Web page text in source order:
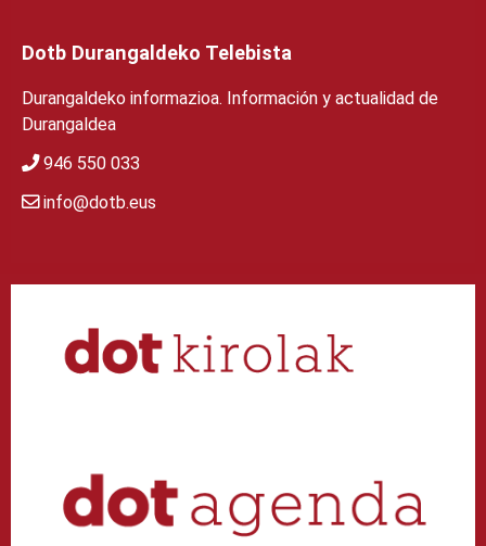
Dotb Durangaldeko Telebista
Durangaldeko informazioa. Información y actualidad de
Durangaldea
946 550 033
info@dotb.eus